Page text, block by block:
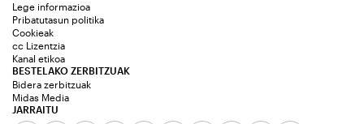
JARRAITU
Lege informazioa
Pribatutasun politika
Cookieak
cc Lizentzia
Kanal etikoa
BESTELAKO ZERBITZUAK
Bidera zerbitzuak
Midas Media